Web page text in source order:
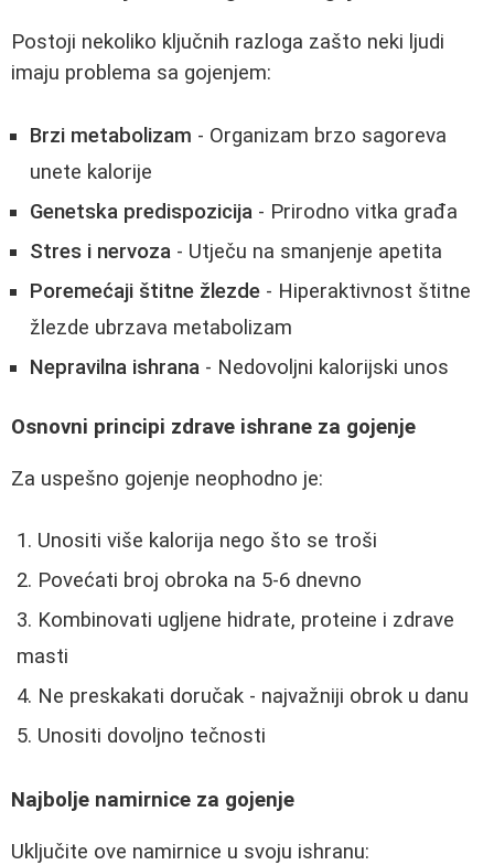
Postoji nekoliko ključnih razloga zašto neki ljudi
imaju problema sa gojenjem:
Brzi metabolizam - Organizam brzo sagoreva
unete kalorije
Genetska predispozicija - Prirodno vitka građa
Stres i nervoza - Utječu na smanjenje apetita
Poremećaji štitne žlezde - Hiperaktivnost štitne
žlezde ubrzava metabolizam
Nepravilna ishrana - Nedovoljni kalorijski unos
Osnovni principi zdrave ishrane za gojenje
Za uspešno gojenje neophodno je:
Unositi više kalorija nego što se troši
Povećati broj obroka na 5-6 dnevno
Kombinovati ugljene hidrate, proteine i zdrave
masti
Ne preskakati doručak - najvažniji obrok u danu
Unositi dovoljno tečnosti
Najbolje namirnice za gojenje
Uključite ove namirnice u svoju ishranu: